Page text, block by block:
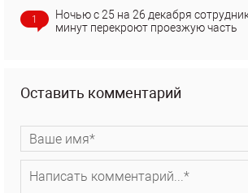
1
Ночью с 25 на 26 декабря
минут перекроют проезжую часть
Оставить комментарий